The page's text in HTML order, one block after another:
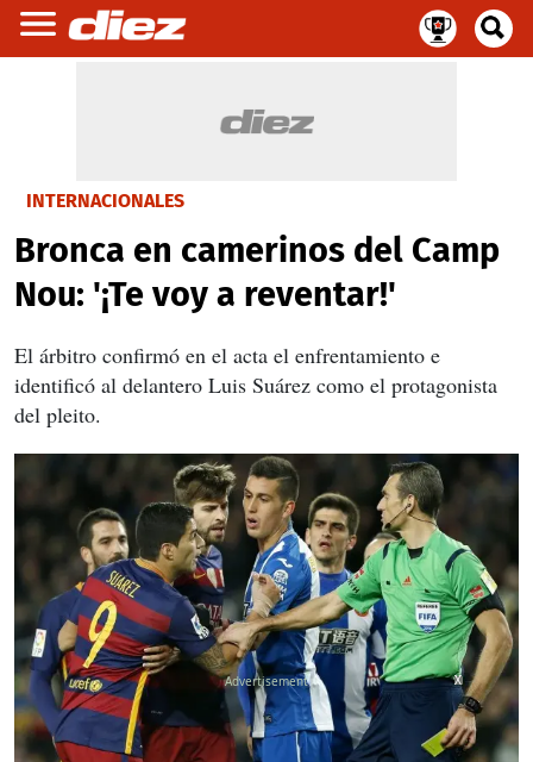
INTERNACIONALES
Bronca en camerinos del Camp
Nou: '¡Te voy a reventar!'
El árbitro confirmó en el acta el enfrentamiento e
identificó al delantero Luis Suárez como el protagonista
del pleito.
X
X